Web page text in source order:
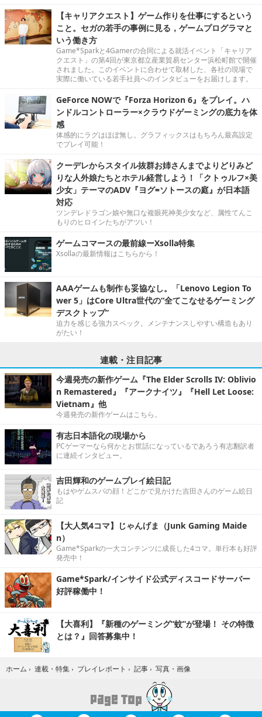
【キャリアクエスト】ゲーム作りを仕事にするという
こと。セガの若手の事例に見る，ゲームプログラマと
いう働き方
Game*Sparkと4Gamerの合同による就活イベント「キャリア
クエスト」の第4回が東京都立産業貿易センター浜松町館で開催
されました。このイベントに合わせて取材した、各社の現場で
実際に働いている若手社員へのインタビューをお届けします。
GeForce NOWで『Forza Horizon 6』をプレイ。ハ
ンドルコントローラー×クラウドゲーミングの底力を体
感
体感的にラグはほぼ無し。グラフィックスはもちろん最高設定
でプレイ可能！
クーデレからスタイル抜群お姉さんまでよりどりみど
りな人外娘たちとホテル経営しよう！「クトゥルフ×美
少女」テーマのADV『ヨグ=ソトースの庭』が日本語
対応
ツンデレドラゴン娘や無口な複眼死神美少女など、属性てんこ
もりのヒロインたちがアツい！
ゲームコマースの最前線ーXsolla特集
Xsollaの最新情報はこちらから！
AAAゲームも制作も妥協なし。「Lenovo Legion To
wer 5」はCore Ultra世代の“全てこなせるゲーミング
デスクトップ”
迫力を感じる強力スペック。メンテナンスしやすい構造もあり
がたい！
連載・注目記事
今週発売の新作ゲーム『The Elder Scrolls IV: Oblivio
n Remastered』『アークナイツ』『Hell Let Loose:
Vietnam』他
今週発売の新作ゲームはこちら。
有志日本語化の現場から
PCゲーマーなら何かとお世話になっているであろう有志翻訳者
に連続インタビュー。
吉田輝和のゲームプレイ絵日記
もはやゲムスパの顔！どこかで見かけた吉田さんのゲーム絵日
記
【大人気4コマ】じゃんげま（Junk Gaming Maide
n）
Game*Sparkの一大コンテンツに成長した4コマ。単行本も好評
発売中！
Game*Spark/インサイド公式ディスコードサーバー
好評稼働中！
【大喜利】『新種のゲーミング“蚊”が登場！ その特徴
とは？』回答募集中！
ホーム › 連載・特集 › プレイレポート › 記事 › 写真・画像